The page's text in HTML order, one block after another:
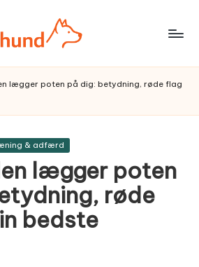
lægger poten på dig: betydning, røde flag
& adfærd
lægger poten
røde
bedste